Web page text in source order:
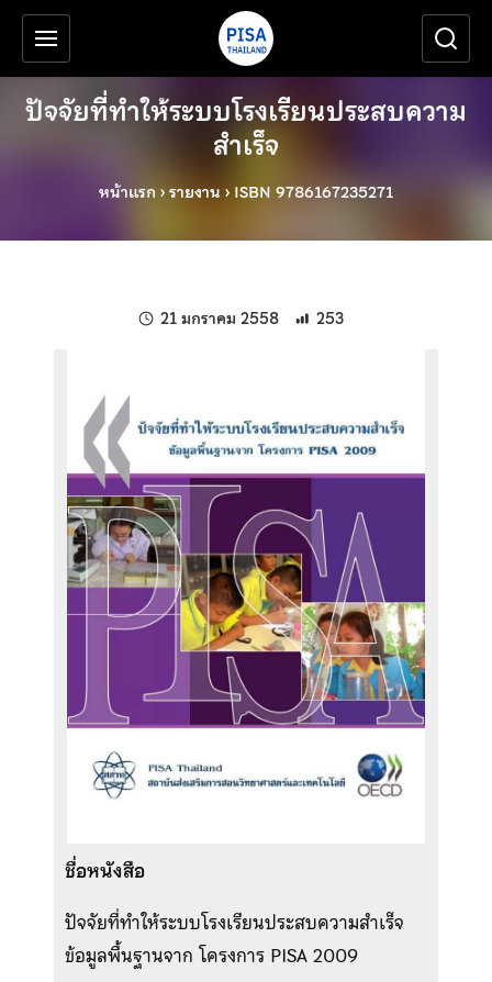
ข้ามไปยังเนื้อหาหลัก
เครื่องมือช่วยเหลือ
ปัจจัยที่ทำให้ระบบโรงเรียนประสบความ
สำเร็จ
หน้าแรก ›รายงาน › ISBN 9786167235271
21 มกราคม 2558 แก้ไขล่าสุดเมื่อ:
253
ชื่อหนังสือ
ปัจจัยที่ทำให้ระบบโรงเรียนประสบความสำเร็จ
ข้อมูลพื้นฐานจาก โครงการ PISA 2009